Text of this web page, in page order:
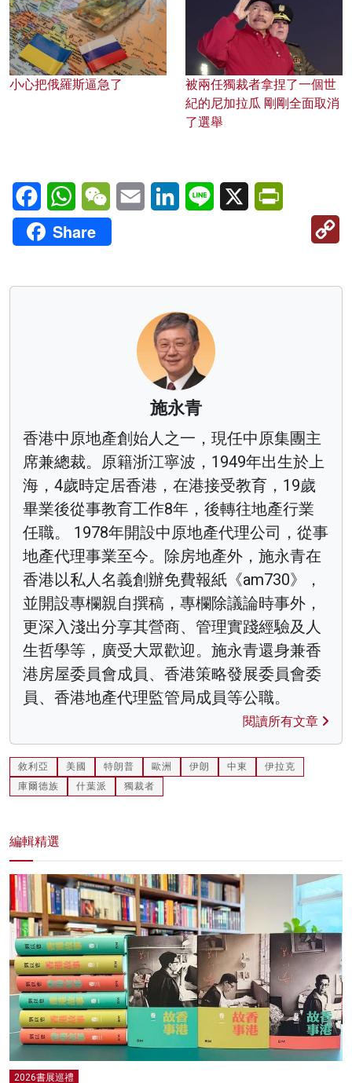
小心把俄羅斯逼急了
被兩任獨裁者拿捏了一個世
紀的尼加拉瓜 剛剛全面取消
了選舉
FacebookWhatsAppWeChatEmail LinkedInLine X
Share
施永青
香港中原地產創始人之一，現任中原集團主
席兼總裁。原籍浙江寧波，1949年出生於上
海，4歲時定居香港，在港接受教育，19歲
畢業後從事教育工作8年，後轉往地產行業
任職。 1978年開設中原地產代理公司，從事
地產代理事業至今。除房地產外，施永青在
香港以私人名義創辦免費報紙《am730》，
並開設專欄親自撰稿，專欄除議論時事外，
更深入淺出分享其營商、管理實踐經驗及人
生哲學等，廣受大眾歡迎。施永青還身兼香
港房屋委員會成員、香港策略發展委員會委
員、香港地產代理監管局成員等公職。
閱讀所有文章
敘利亞 美國 特朗普 歐洲 伊朗 中東
伊拉克
庫爾德族
什葉派 獨裁者
編輯精選
2026書展巡禮